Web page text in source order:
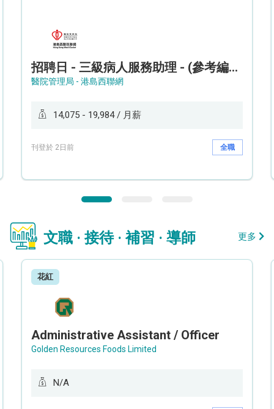
招聘日 - 三級病人服務助理 - (參考編號: HKWCS260107)
醫院管理局 - 港島西聯網
14,075 - 19,984 / 月薪
刊登於 2日前 全職
文職 · 接待 · 補習 · 導師 更多
花紅
Administrative Assistant / Officer
Golden Resources Foods Limited
N/A